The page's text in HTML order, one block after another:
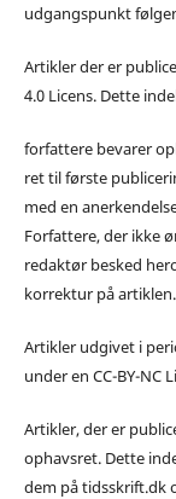
udgangspunkt
Artikler der er
4.0 Licens. Dette
forfattere bevarer
ret til første
med en
Forfattere, der ikke
redaktør besked
korrektur på artiklen.
Artikler udgivet i
under en CC-BY-NC
Artikler, der er
ophavsret. Dette
dem på tidsskrift.dk